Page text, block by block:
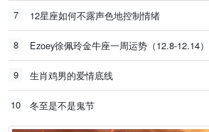
7 12星座如何不露声色地控制情绪
8 Ezoey徐佩玲金牛座一周运势（12.8-12.14）
9 生肖鸡男的爱情底线
10 冬至是不是鬼节